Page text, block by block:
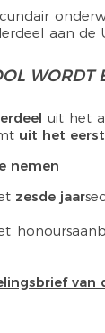
aan de
WORDT
uit het
uit het
nemen
zesde jaar
van